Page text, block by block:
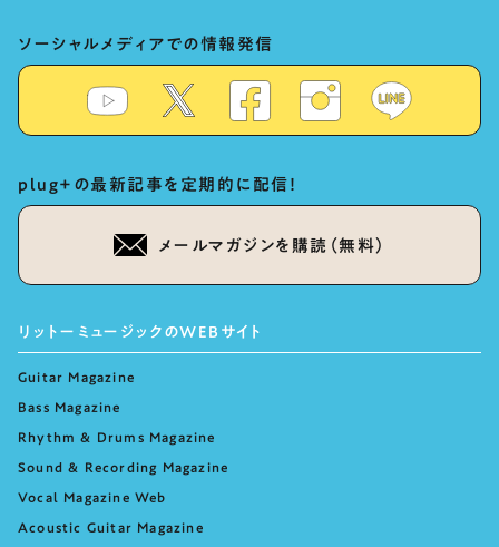
ソーシャルメディアでの情報発信
plug+の最新記事を定期的に配信！
メールマガジンを購読（無料）
リットーミュージックのWEBサイト
Guitar Magazine
Bass Magazine
Rhythm & Drums Magazine
Sound & Recording Magazine
Vocal Magazine Web
Acoustic Guitar Magazine